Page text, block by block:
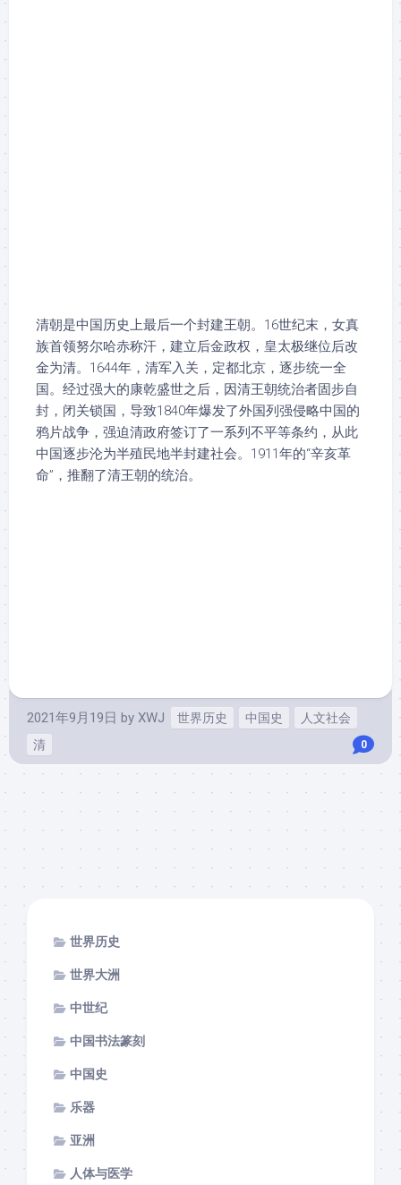
清朝是中国历史上最后一个封建王朝。16世纪末，女真
族首领努尔哈赤称汗，建立后金政权，皇太极继位后改
金为清。1644年，清军入关，定都北京，逐步统一全
国。经过强大的康乾盛世之后，因清王朝统治者固步自
封，闭关锁国，导致1840年爆发了外国列强侵略中国的
鸦片战争，强迫清政府签订了一系列不平等条约，从此
中国逐步沦为半殖民地半封建社会。1911年的“辛亥革
命”，推翻了清王朝的统治。
2021年9月19日 by XWJ 世界历史 中国史
人文社会
清
0
世界历史
世界大洲
中世纪
中国书法篆刻
中国史
乐器
亚洲
人体与医学